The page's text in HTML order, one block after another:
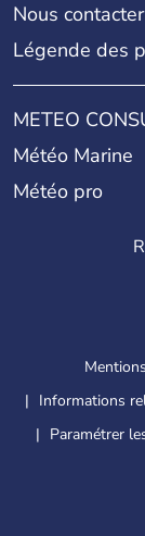
Nous contacter
Légende des
METEO
Météo Marine
Météo pro
Informations
Paramétrer